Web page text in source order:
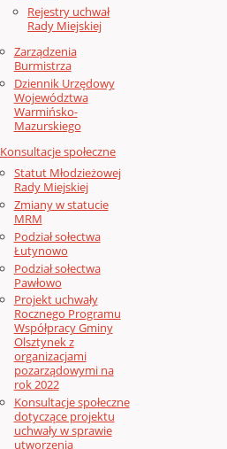
Rejestry uchwał
Rady Miejskiej
Zarządzenia
Burmistrza
Dziennik Urzędowy
Województwa
Warmińsko-
Mazurskiego
Konsultacje społeczne
Statut Młodzieżowej
Rady Miejskiej
Zmiany w statucie
MRM
Podział sołectwa
Łutynowo
Podział sołectwa
Pawłowo
Projekt uchwały
Rocznego Programu
Współpracy Gminy
Olsztynek z
organizacjami
pozarządowymi na
rok 2022
Konsultacje społeczne
dotyczące projektu
uchwały w sprawie
utworzenia